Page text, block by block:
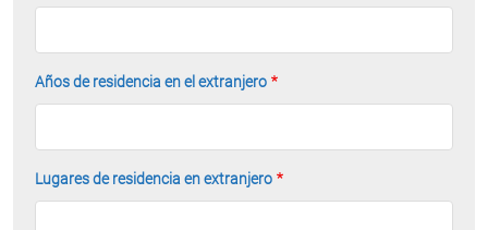
Años de residencia en el extranjero
Lugares de residencia en extranjero